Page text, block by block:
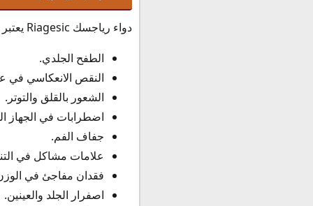
دواء رياجسك Riagesic يعتبر قليل الآثار الجانبية ولكن قد يتسبب في بعض الآثار الجانبية منها:
الطفح الجلدي.
النقص الانعكاسي في
الشعور بالقلق والتوتر.
اضطرابات في الجهاز
جفاف الفم.
علامات مشاكل في
فقدان مفاجئ في
اصفرار الجلد والعينين.